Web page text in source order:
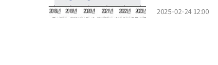
2025-02-24 12:00